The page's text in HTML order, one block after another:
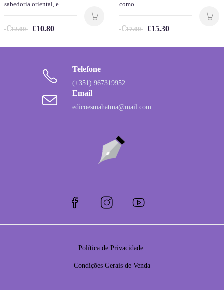
sabedoria oriental, e…
€12.00 €10.80
como…
€17.00 €15.30
Telefone
(+351) 967319952
Email
edicoesmahatma@mail.com
Política de Privacidade
Condições Gerais de Venda